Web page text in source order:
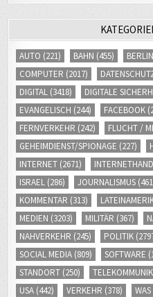
AUTO (221) BAHN (455) BERLIN
COMPUTER (2017)
DIGITAL (3418) DIGITALE
EVANGELISCH (244) FACEBOOK
FERNVERKEHR (242) FLUCHT /
GEHEIMDIENST/SPIONAGE (227)
INTERNET (2671)
ISRAEL (286) JOURNALISMUS
KOMMENTAR (313)
MEDIEN (3203) MILITÄR (367)
NAHVERKEHR (245) POLITIK
SOCIAL MEDIA (809) SOFTWARE
STANDORT (250)
USA (442) VERKEHR (378)